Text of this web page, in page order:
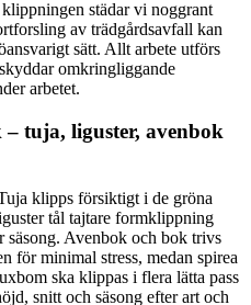
städar vi noggrant
av trädgårdsavfall kan
sätt. Allt arbete utförs
omkringliggande
arbetet.
tuja, liguster, avenbok
klipps försiktigt i de gröna
tål tajtare formklippning
säsong. Avenbok och bok trivs
för minimal stress, medan spirea
ska klippas i flera lätta pass
snitt och säsong efter art och